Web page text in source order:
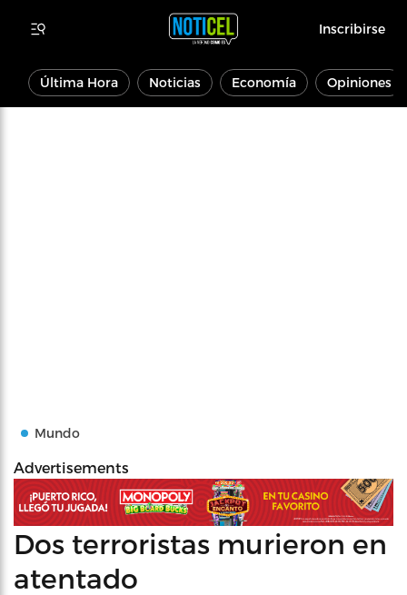
Inscribirse
Última Hora Noticias Economía Opiniones
Mundo
Advertisements
Dos terroristas murieron en
atentado